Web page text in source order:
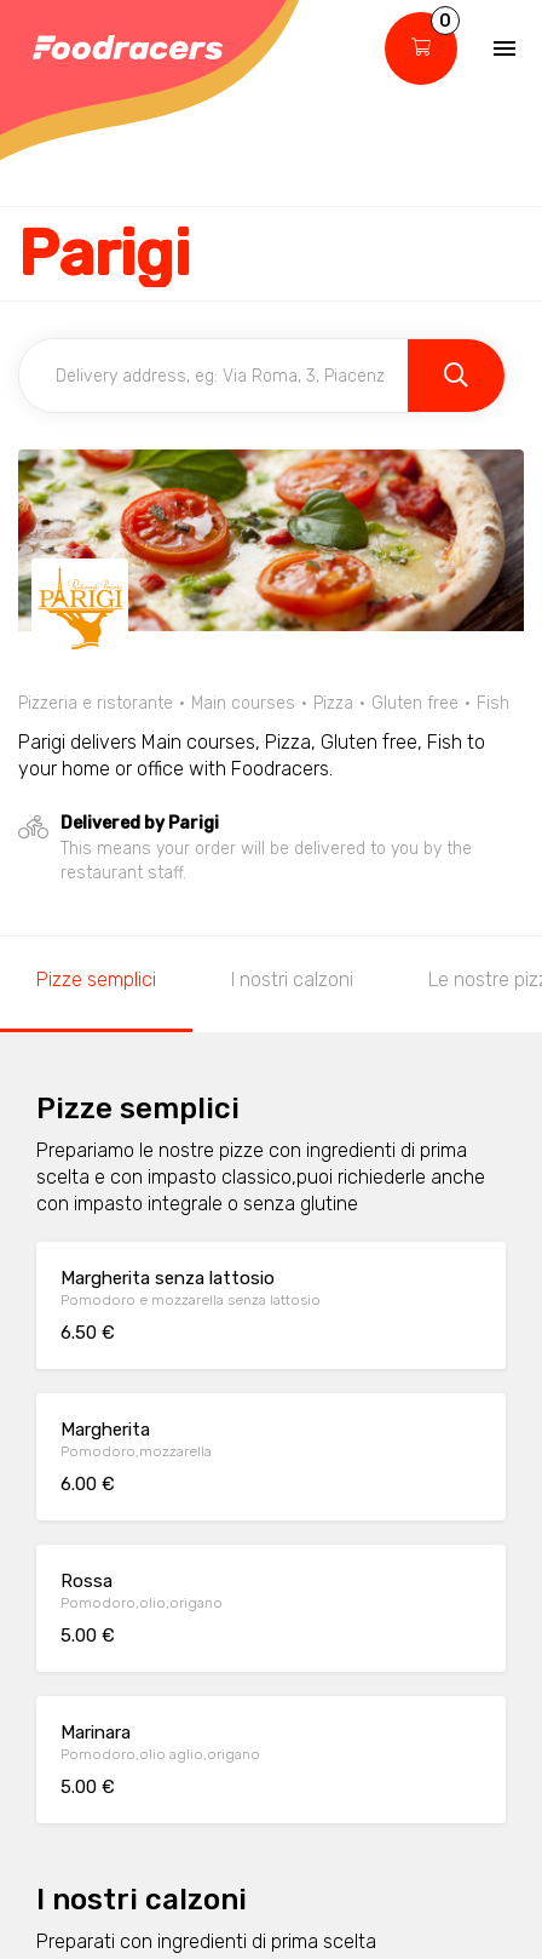
0
Parigi
Pizzeria e ristorante Main courses Pizza Gluten free Fish
Parigi delivers Main courses, Pizza, Gluten free, Fish to
your home or office with Foodracers.
Delivered by Parigi
This means your order will be delivered to you by the
restaurant staff.
Pizze semplici I nostri calzoni Le nostre
Pizze semplici
Prepariamo le nostre pizze con ingredienti di prima
scelta e con impasto classico,puoi richiederle anche
con impasto integrale o senza glutine
Margherita senza lattosio
Pomodoro e mozzarella senza lattosio
6.50 €
Margherita
Pomodoro,mozzarella
6.00 €
Rossa
Pomodoro,olio,origano
5.00 €
Marinara
Pomodoro,olio aglio,origano
5.00 €
I nostri calzoni
Preparati con ingredienti di prima scelta